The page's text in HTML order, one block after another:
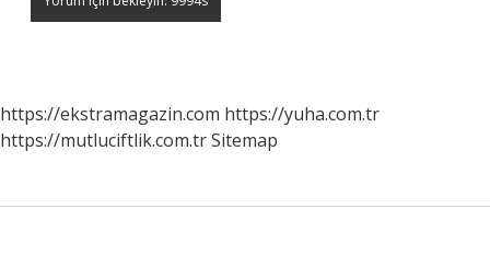
https://ekstramagazin.com https://yuha.com.tr
https://mutluciftlik.com.trSitemap